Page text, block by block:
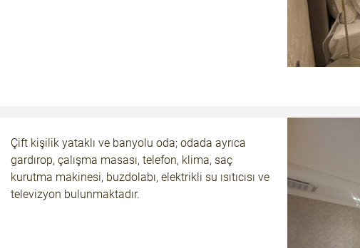
Çift kişilik yataklı ve banyolu oda; odada ayrıca
gardırop, çalışma masası, telefon, klima, saç
kurutma makinesi, buzdolabı, elektrikli su ısıtıcısı ve
televizyon bulunmaktadır.